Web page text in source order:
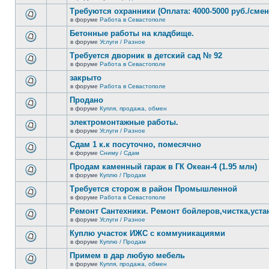
новых
непрочитанных
сообщений.
новых
непрочитанных
сообщений.
новых
непрочитанных
сообщений.
Требуются охранники (Оплата: 4000-5000 руб./
в форуме Работа в Севастополе
новых
непрочитанных
сообщений.
Бетонные работы на кладбище.
в форуме Услуги / Разное
новых
непрочитанных
сообщений.
Требуется дворник в детский сад № 92
в форуме Работа в Севастополе
новых
непрочитанных
сообщений.
закрыто
в форуме Работа в Севастополе
новых
непрочитанных
сообщений.
Продано
в форуме Купля, продажа, обмен
новых
непрочитанных
сообщений.
электромонтажные работы.
в форуме Услуги / Разное
новых
непрочитанных
сообщений.
Сдам 1 к.к посуточно, помесячно
в форуме Сниму / Сдам
новых
непрочитанных
сообщений.
Продам каменный гараж в ГК Океан-4 (1.95 млн)
в форуме Куплю / Продам
новых
непрочитанных
сообщений.
Требуется сторож в район Промышленной
в форуме Работа в Севастополе
новых
непрочитанных
сообщений.
Ремонт Сантехники. Ремонт
в форуме Услуги / Разное
Куплю участок ИЖС с коммуникациями
в форуме Куплю / Продам
Примем в дар любую мебель
в форуме Купля, продажа, обмен